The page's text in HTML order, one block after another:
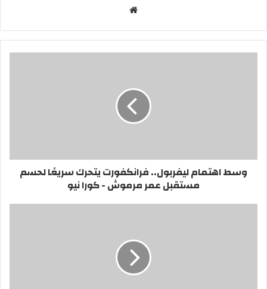
وسط اهتمام ليفربول.. فرانكفورت يتحرك سريعًا لحسم
مستقبل عمر مرموش - كورا نيو